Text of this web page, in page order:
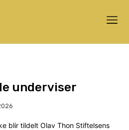
underviser
blir tildelt Olav Thon Stiftelsens